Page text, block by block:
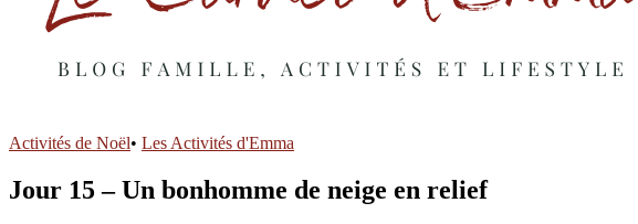
Activités de Noël• Les Activités d'Emma
Jour 15 – Un bonhomme de neige en relief